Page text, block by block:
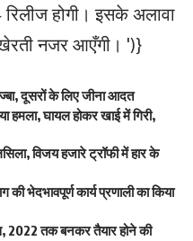
होगी। इसके अलावा
नजर आएँगी। ')}
दूसरों के लिए जीना आदत
हमला, घायल होकर खाई में गिरी,
विजय हजारे ट्रॉफी में हार के
भेदभावपूर्ण कार्य प्रणाली का किया
2022 तक बनकर तैयार होने की